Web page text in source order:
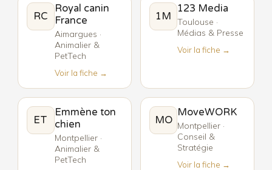
RC
Royal canin
France
Aimargues ·
Animalier &
PetTech
Voir la fiche →
1M
123 Media
Toulouse ·
Médias & Presse
Voir la fiche →
ET
Emmène ton
chien
Montpellier ·
Animalier &
PetTech
MO
MoveWORK
Montpellier ·
Conseil &
Stratégie
Voir la fiche →